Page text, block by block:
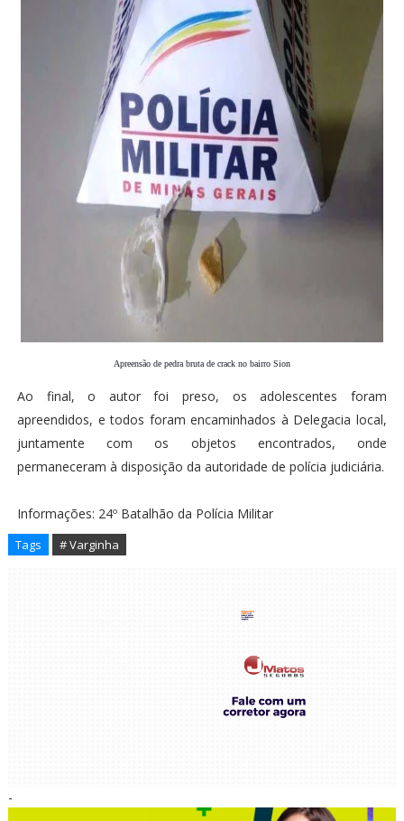
Apreensão de pedra bruta de crack no bairro Sion
Ao final, o autor foi preso, os adolescentes foram
apreendidos, e todos foram encaminhados à Delegacia local,
juntamente com os objetos encontrados, onde
permaneceram à disposição da autoridade de polícia judiciária.
Informações: 24º Batalhão da Polícia Militar
Tags # Varginha
-